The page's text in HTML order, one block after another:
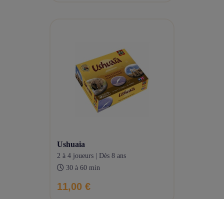
ushuaia
2 à 4 joueurs | Dès 8 ans
30 à 60 min
11,00 €